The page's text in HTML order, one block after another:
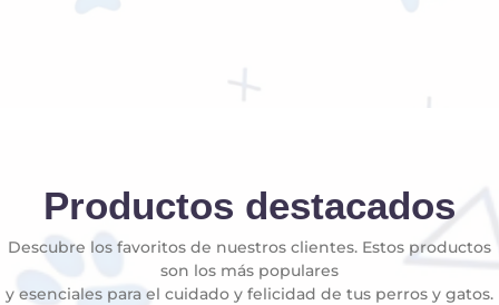
Productos destacados
Descubre los favoritos de nuestros clientes. Estos productos
son los más populares
y esenciales para el cuidado y felicidad de tus perros y gatos.